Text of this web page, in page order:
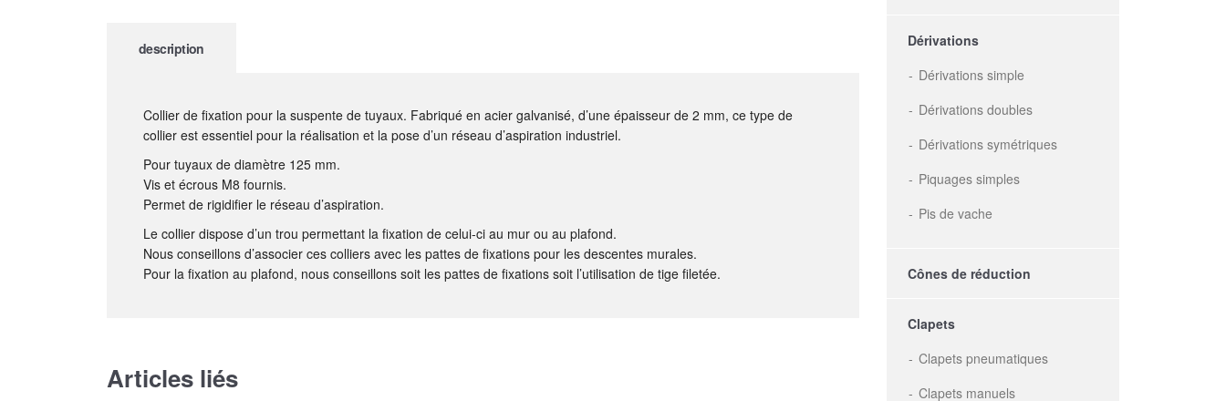
description
Collier de fixation pour la suspente de tuyaux. Fabriqué en acier galvanisé, d’une épaisseur de 2 mm, ce type de
collier est essentiel pour la réalisation et la pose d’un réseau d’aspiration industriel.
Pour tuyaux de diamètre 125 mm.
Vis et écrous M8 fournis.
Permet de rigidifier le réseau d’aspiration.
Le collier dispose d’un trou permettant la fixation de celui-ci au mur ou au plafond.
Nous conseillons d’associer ces colliers avec les pattes de fixations pour les descentes murales.
Pour la fixation au plafond, nous conseillons soit les pattes de fixations soit l’utilisation de tige filetée.
Articles liés
Dérivations
Dérivations simple
Dérivations doubles
Dérivations symétriques
Piquages simples
Pis de vache
Cônes de réduction
Clapets
Clapets pneumatiques
Clapets manuels